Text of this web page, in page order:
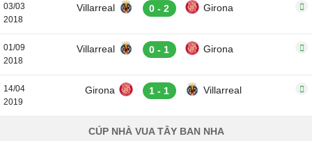
03/03
2018
Villarreal 0 - 2 Girona
01/09
2018
Villarreal 0 - 1 Girona
14/04
2019
Girona 1 - 1 Villarreal
CÚP NHÀ VUA TÂY BAN NHA